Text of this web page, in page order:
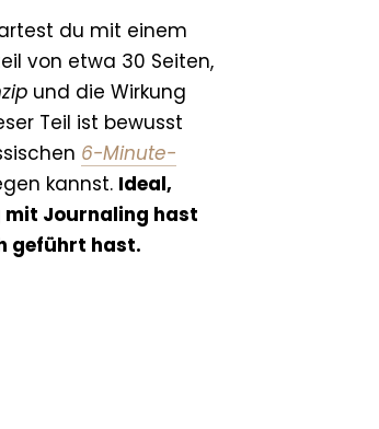
du mit einem
von etwa 30 Seiten,
und die Wirkung
Teil ist bewusst
6-Minute-
kannst. Ideal,
mit Journaling hast
geführt hast.